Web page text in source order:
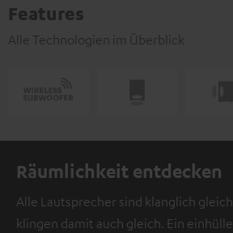
Features
Alle Technologien im Überblick
Räumlichkeit entdecken
Alle Lautsprecher sind klanglich
klingen damit auch gleich. Ein